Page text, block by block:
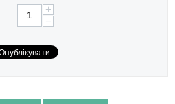
+
−